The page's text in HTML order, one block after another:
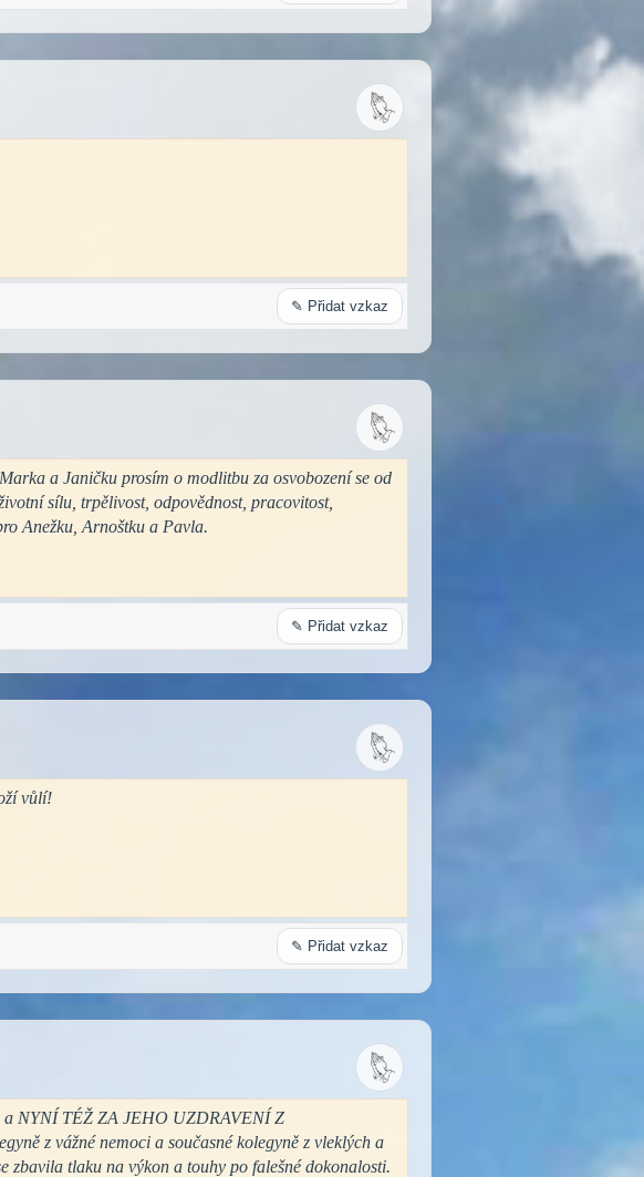
✎ Přidat vzkaz
a Janičku prosím o modlitbu za osvobození se od
sílu, trpělivost, odpovědnost, pracovitost,
Anežku, Arnoštku a Pavla.
✎ Přidat vzkaz
vůlí!
✎ Přidat vzkaz
a NYNÍ TÉŽ ZA JEHO UZDRAVENÍ Z
z vážné nemoci a současné kolegyně z vleklých a
tlaku na výkon a touhy po falešné dokonalosti.